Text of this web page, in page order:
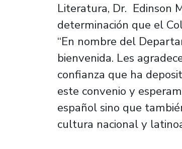
Literatura, Dr. Edinson
determinación que el
“En nombre del
bienvenida. Les
confianza que ha
este convenio y
español sino que
cultura nacional y